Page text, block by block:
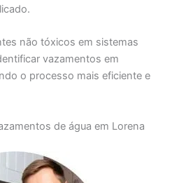
não tóxicos em sistemas
vazamentos em
o processo mais eficiente e
de água em Lorena